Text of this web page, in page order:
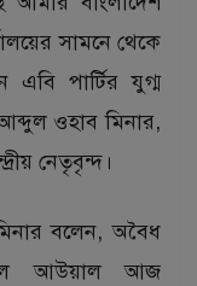
সামনে থেকে
এবি পার্টির যুগ্ম
ওহাব মিনার,
নেতৃবৃন্দ।
বলেন, অবৈধ
আউয়াল আজ